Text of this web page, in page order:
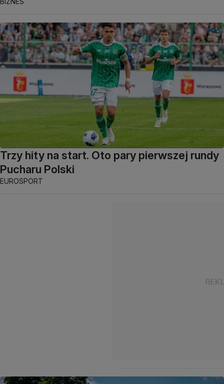
Trzy hity na start. Oto pary pierwszej rundy
Pucharu Polski
EUROSPORT